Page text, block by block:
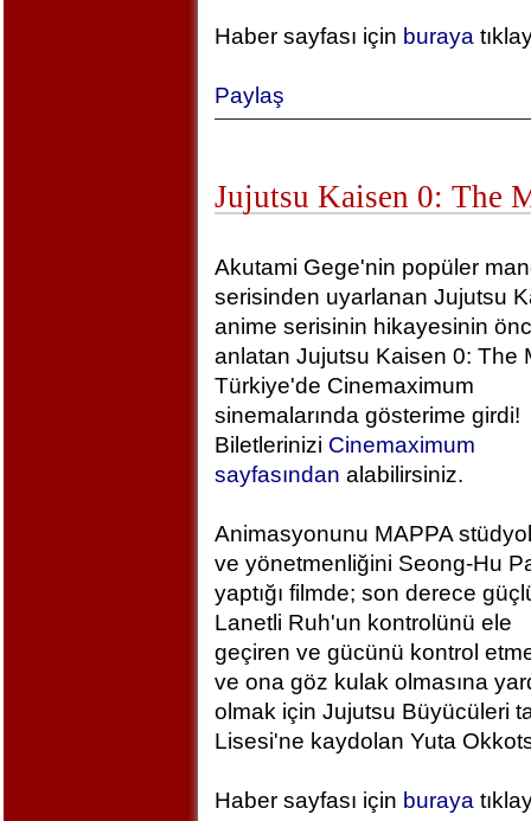
Haber sayfası için buraya
Paylaş
Jujutsu Kaisen 0: The
Akutami Gege'nin popüler
serisinden uyarlanan Jujutsu
anime serisinin hikayesinin
anlatan Jujutsu Kaisen 0: The
Türkiye'de Cinemaximum
sinemalarında gösterime girdi!
Biletlerinizi Cinemaximum
sayfasından alabilirsiniz.
Animasyonunu MAPPA
ve yönetmenliğini Seong-Hu
yaptığı filmde; son derece
Lanetli Ruh'un kontrolünü ele
geçiren ve gücünü kontrol
ve ona göz kulak olmasına
olmak için Jujutsu Büyücüleri
Lisesi'ne kaydolan Yuta
Haber sayfası için buraya